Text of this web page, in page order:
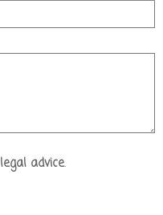
legal advice.